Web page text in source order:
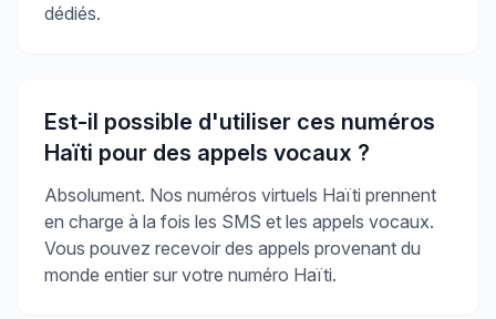
dédiés.
Est-il possible d'utiliser ces numéros
Haïti pour des appels vocaux ?
Absolument. Nos numéros virtuels Haïti prennent
en charge à la fois les SMS et les appels vocaux.
Vous pouvez recevoir des appels provenant du
monde entier sur votre numéro Haïti.